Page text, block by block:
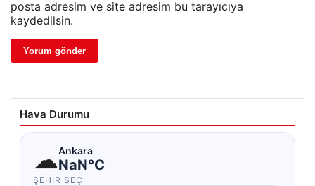
posta adresim ve site adresim bu tarayıcıya
kaydedilsin.
Hava Durumu
☁Ankara
NaN°C
ŞEHIR SEÇ